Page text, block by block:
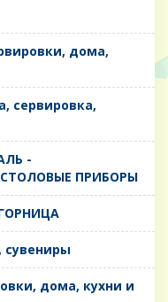
дома,
сервировка,
-
ПРИБОРЫ
сувениры
дома, кухни и